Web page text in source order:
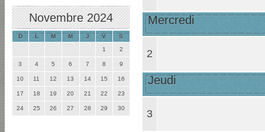
Novembre 2024
D L M M J V
S
1
2
3 4 5 6 7 8 9
10 11 12 13 14 15 16
17 18 19 20 21 22 23
24 25 26 27 28 29 30
Mercredi
2
Jeudi
3